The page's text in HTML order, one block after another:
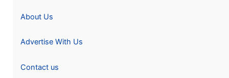
About Us
Advertise With Us
Contact us